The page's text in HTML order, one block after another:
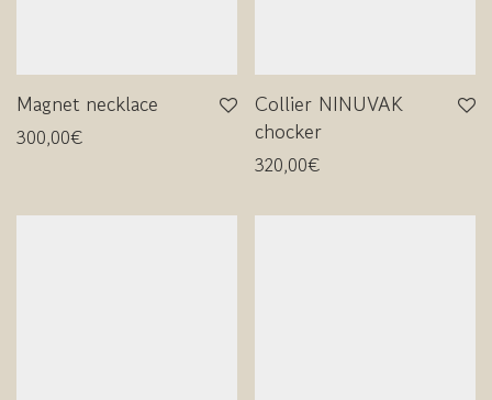
Magnet necklace
300,00€
Collier NINUVAK
chocker
320,00€